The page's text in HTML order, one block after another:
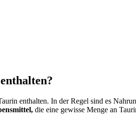
enthalten. In der Regel sind es
die eine gewisse Menge an